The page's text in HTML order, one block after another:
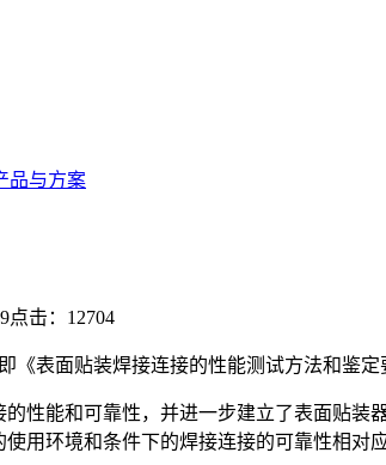
品与方案
点击：12704
《表面贴装焊接连接的性能测试方法和鉴定
性能和可靠性，并进一步建立了表面贴
用环境和条件下的焊接连接的可靠性相对应